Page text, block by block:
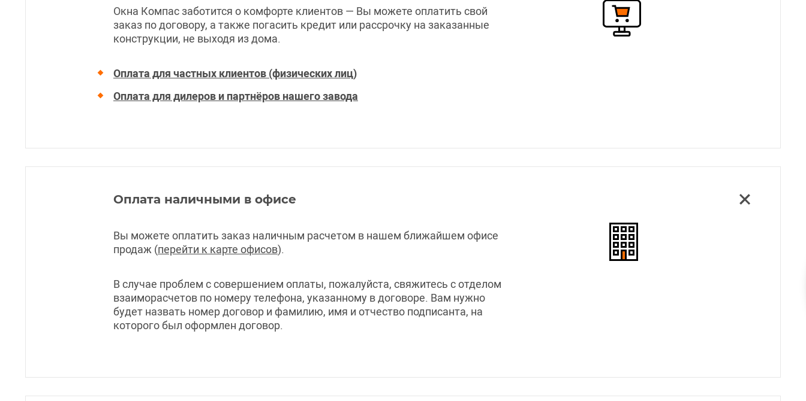
Окна Компас заботится о комфорте клиентов — Вы можете оплатить свой
заказ по договору, а также погасить кредит или рассрочку на заказанные
конструкции, не выходя из дома.
Оплата для частных клиентов (физических лиц)
Оплата для дилеров и партнёров нашего завода
Оплата наличными в офисе
Вы можете оплатить заказ наличным расчетом в нашем ближайшем офисе
продаж (перейти к карте офисов).
В случае проблем с совершением оплаты, пожалуйста, свяжитесь с отделом
взаиморасчетов по номеру телефона, указанному в договоре. Вам нужно
будет назвать номер договор и фамилию, имя и отчество подписанта, на
которого был оформлен договор.